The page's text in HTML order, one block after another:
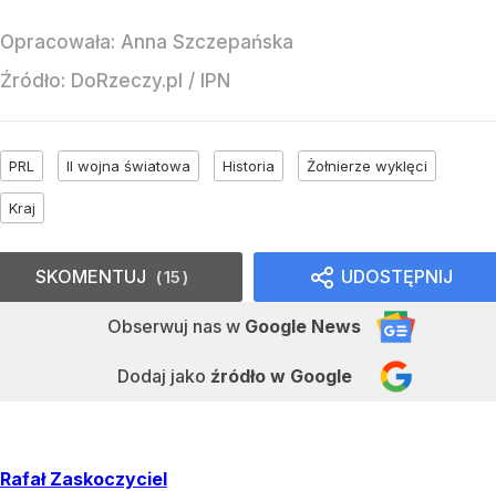
Opracowała: Anna Szczepańska
Źródło: DoRzeczy.pl / IPN
PRL II wojna światowa Historia Żołnierze wyklęci
Kraj
UDOSTĘPNIJ
Obserwuj nas w Google News
Dodaj jako źródło w Google
SKOMENTUJ 15
Rafał Zaskoczyciel